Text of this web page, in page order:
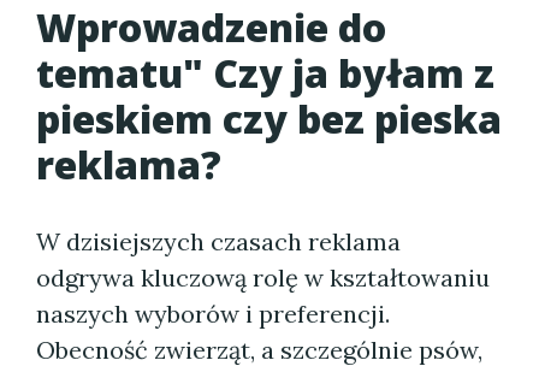
Wprowadzenie do
tematu" Czy ja byłam z
pieskiem czy bez pieska
reklama?
W dzisiejszych czasach reklama
odgrywa kluczową rolę w kształtowaniu
naszych wyborów i preferencji.
Obecność zwierząt, a szczególnie psów,